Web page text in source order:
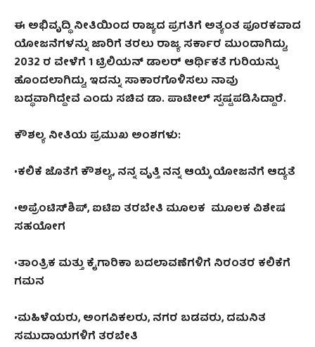
ಈ ಅಭಿವೃದ್ಧಿ ನೀತಿಯಿಂದ ರಾಜ್ಯದ ಪ್ರಗತಿಗೆ ಅತ್ಯಂತ ಪೂರಕವಾದ
ಯೋಜನೆಗಳನ್ನು ಜಾರಿಗೆ ತರಲು ರಾಜ್ಯ ಸರ್ಕಾರ ಮುಂದಾಗಿದ್ದು,
2032 ರ ವೇಳೆಗೆ 1 ಟ್ರಿಲಿಯನ್ ಡಾಲರ್ ಆರ್ಥಿಕತೆ ಗುರಿಯನ್ನು
ಹೊಂದಲಾಗಿದ್ದು, ಇದನ್ನು ಸಾಕಾರಗೊಳಿಸಲು ನಾವು
ಬದ್ಧವಾಗಿದ್ದೇವೆ ಎಂದು ಸಚಿವ ಡಾ. ಪಾಟೀಲ್‌ ಸ್ಪಷ್ಟಪಡಿಸಿದ್ದಾರೆ.
ಕೌಶಲ್ಯ ನೀತಿಯ ಪ್ರಮುಖ ಅಂಶಗಳು:
•ಕಲಿಕೆ ಜೊತೆಗೆ ಕೌಶಲ್ಯ, ನನ್ನ ವೃತ್ತಿ ನನ್ನ ಆಯ್ಕೆ ಯೋಜನೆಗೆ ಆದ್ಯತೆ
•ಅಪ್ರೆಂಟಿಸ್‌ಶಿಪ್‌, ಐಟಿಐ ತರಬೇತಿ ಮೂಲಕ ಮೂಲಕ ವಿಶೇಷ
ಸಹಯೋಗ
•ತಾಂತ್ರಿಕ ಮತ್ತು ಕೈಗಾರಿಕಾ ಬದಲಾವಣೆಗಳಿಗೆ ನಿರಂತರ ಕಲಿಕೆಗೆ
ಗಮನ
•ಮಹಿಳೆಯರು, ಅಂಗವಿಕಲರು, ನಗರ ಬಡವರು, ದಮನಿತ
ಸಮುದಾಯಗಳಿಗೆ ತರಬೇತಿ